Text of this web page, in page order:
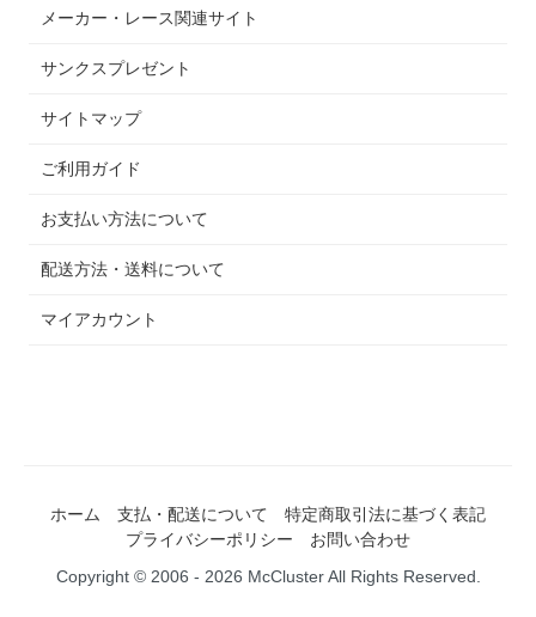
メーカー・レース関連サイト
サンクスプレゼント
サイトマップ
ご利用ガイド
お支払い方法について
配送方法・送料について
マイアカウント
ホーム 支払・配送について
特定商取引法に基づく表記
プライバシーポリシー
お問い合わせ
Copyright © 2006 - 2026 McCluster All Rights Reserved.